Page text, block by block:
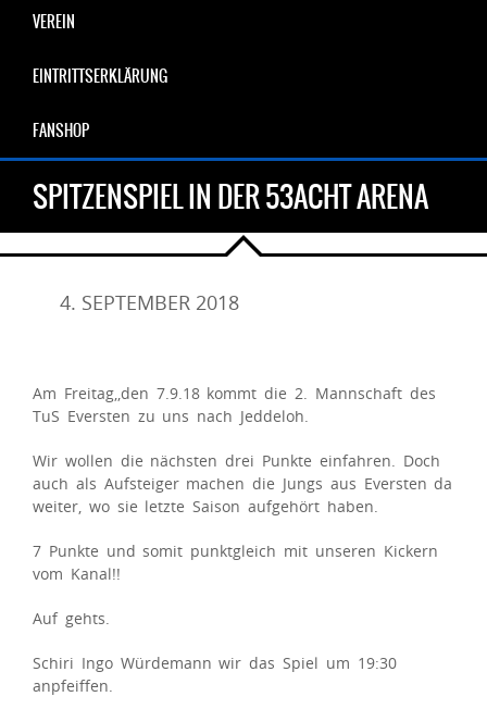
VEREIN
EINTRITTSERKLÄRUNG
FANSHOP
SPITZENSPIEL IN DER 53ACHT ARENA
4. SEPTEMBER 2018
Am Freitag,,den 7.9.18 kommt die 2. Mannschaft des
TuS Eversten zu uns nach Jeddeloh.
Wir wollen die nächsten drei Punkte einfahren. Doch
auch als Aufsteiger machen die Jungs aus Eversten da
weiter, wo sie letzte Saison aufgehört haben.
7 Punkte und somit punktgleich mit unseren Kickern
vom Kanal!!
Auf gehts.
Schiri Ingo Würdemann wir das Spiel um 19:30
anpfeiffen.